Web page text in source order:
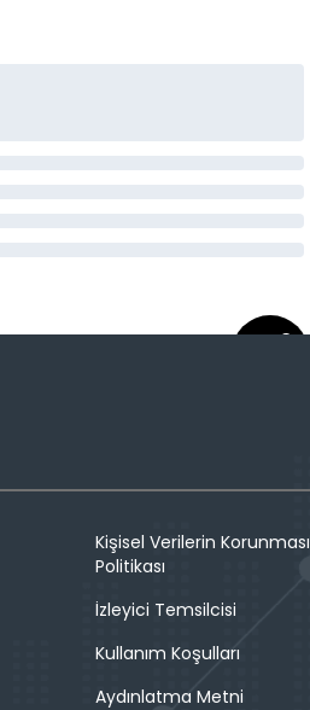
Kişisel Verilerin Korunması
Politikası
İzleyici Temsilcisi
Kullanım Koşulları
Aydınlatma Metni